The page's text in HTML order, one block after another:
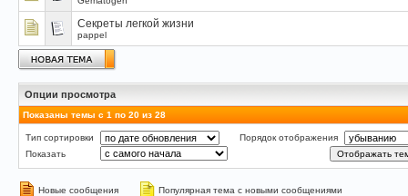
Секреты легкой жизни
pappel
Опции просмотра
Показаны темы с 1 по 20 из 28
Тип сортировки
Порядок отображения
Показать
Новые сообщения Популярная тема с новыми сообщениями